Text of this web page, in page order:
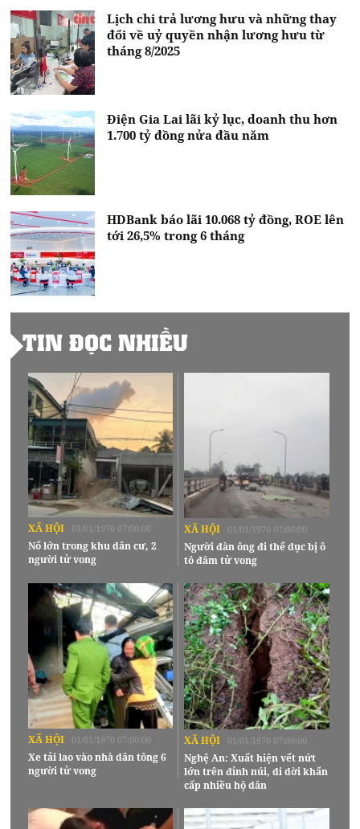
Lịch chi trả lương hưu và những thay
đổi về uỷ quyền nhận lương hưu từ
tháng 8/2025
Điện Gia Lai lãi kỷ lục, doanh thu hơn
1.700 tỷ đồng nửa đầu năm
HDBank báo lãi 10.068 tỷ đồng, ROE lên
tới 26,5% trong 6 tháng
TIN ĐỌC NHIỀU
XÃ HỘI 01/01/1970 07:00:00
Nổ lớn trong khu dân cư, 2
người tử vong
XÃ HỘI 01/01/1970 07:00:00
Người đàn ông đi thể dục bị ô
tô đâm tử vong
XÃ HỘI 01/01/1970 07:00:00
Xe tải lao vào nhà dân tông 6
người tử vong
XÃ HỘI 01/01/1970 07:00:00
Nghệ An: Xuất hiện vết nứt
lớn trên đỉnh núi, di dời khẩn
cấp nhiều hộ dân